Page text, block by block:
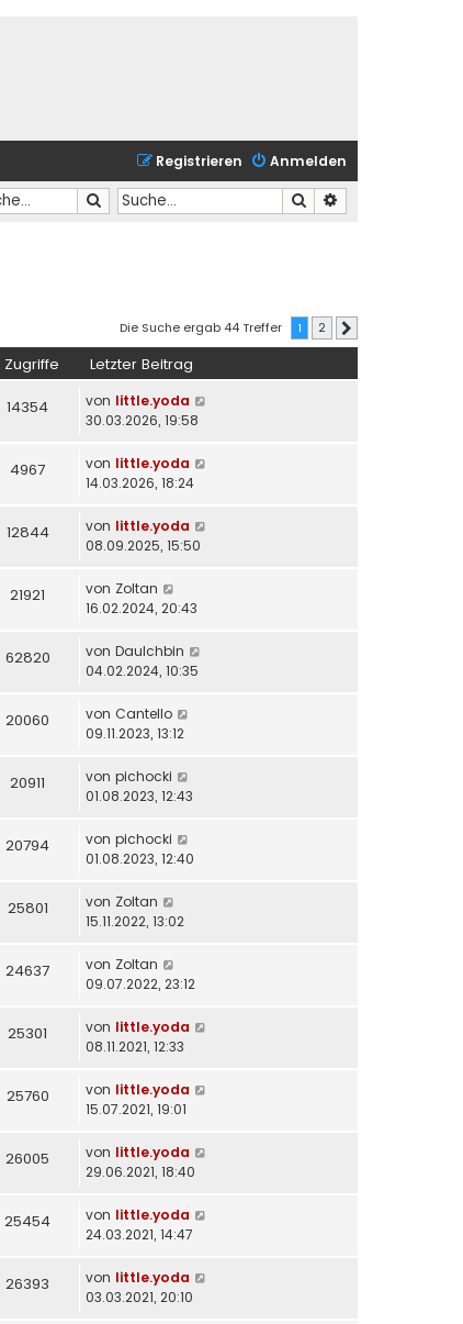
Anmelden
Registrieren
Suche
Suche
Die Suche ergab 44 Treffer 1 2
Zugriffe Letzter Beitrag
14354 von little.yoda
30.03.2026, 19:58
4967 von little.yoda
14.03.2026, 18:24
12844 von little.yoda
08.09.2025, 15:50
21921 von Zoltan
16.02.2024, 20:43
62820 von DauIchbin
04.02.2024, 10:35
20060 von Cantello
09.11.2023, 13:12
20911 von pichocki
01.08.2023, 12:43
20794 von pichocki
01.08.2023, 12:40
25801 von Zoltan
15.11.2022, 13:02
24637 von Zoltan
09.07.2022, 23:12
25301 von little.yoda
08.11.2021, 12:33
25760 von little.yoda
15.07.2021, 19:01
26005 von little.yoda
29.06.2021, 18:40
25454 von little.yoda
24.03.2021, 14:47
26393 von little.yoda
03.03.2021, 20:10